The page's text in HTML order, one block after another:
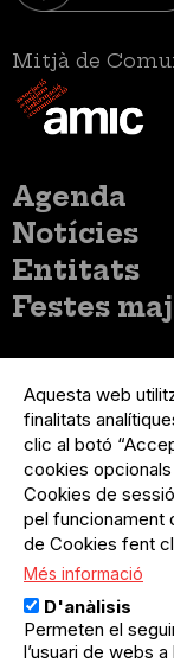
Mitjà de
Menú
principal
Agenda
Notícies
Entitats
Festes
del
compte
d'usuari
Menú
usuari
no
loggat
Registre
Menú
Peu
Sobre el
Contacte
Menú
Legal
Política de
Avís legal
Política de
Aquesta web
finalitats
clic al botó
cookies
Cookies de
pel funcionament
de Cookies fent
Més informació
D'anàlisis
Permeten el
l’usuari de webs